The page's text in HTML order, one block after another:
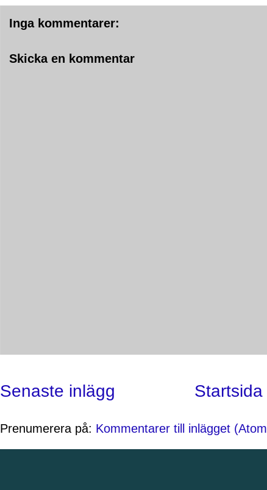
Inga kommentarer:
Skicka en kommentar
Senaste inlägg Startsida
Prenumerera på: Kommentarer till inlägget